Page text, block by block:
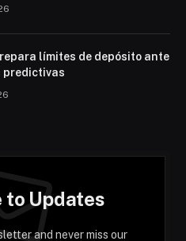
límites de depósito ante
predictivas
to Updates
and never miss our